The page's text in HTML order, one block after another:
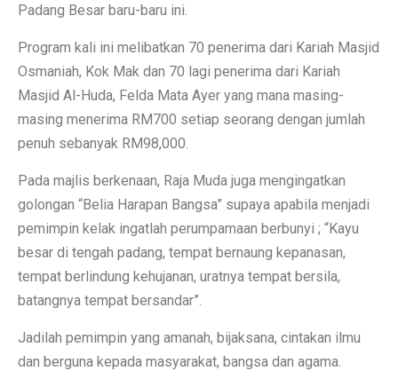
Padang Besar baru-baru ini.
Program kali ini melibatkan 70 penerima dari Kariah Masjid
Osmaniah, Kok Mak dan 70 lagi penerima dari Kariah
Masjid Al-Huda, Felda Mata Ayer yang mana masing-
masing menerima RM700 setiap seorang dengan jumlah
penuh sebanyak RM98,000.
Pada majlis berkenaan, Raja Muda juga mengingatkan
golongan “Belia Harapan Bangsa” supaya apabila menjadi
pemimpin kelak ingatlah perumpamaan berbunyi ; “Kayu
besar di tengah padang, tempat bernaung kepanasan,
tempat berlindung kehujanan, uratnya tempat bersila,
batangnya tempat bersandar”.
Jadilah pemimpin yang amanah, bijaksana, cintakan ilmu
dan berguna kepada masyarakat, bangsa dan agama.